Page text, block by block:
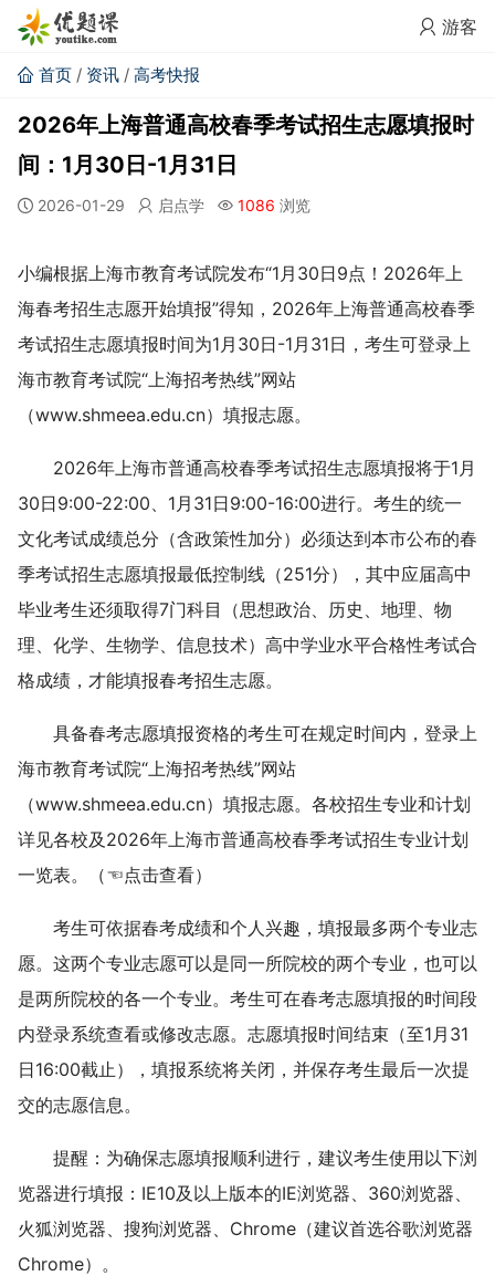
游客
首页 / 资讯 / 高考快报
2026年上海普通高校春季考试招生志愿填报时
间：1月30日-1月31日
2026-01-29 启点学 1086 浏览
小编根据上海市教育考试院发布“1月30日9点！2026年上
海春考招生志愿开始填报”得知，2026年上海普通高校春季
考试招生志愿填报时间为1月30日-1月31日，考生可登录上
海市教育考试院“上海招考热线”网站
（www.shmeea.edu.cn）填报志愿。
2026年上海市普通高校春季考试招生志愿填报将于1月
30日9:00-22:00、1月31日9:00-16:00进行。考生的统一
文化考试成绩总分（含政策性加分）必须达到本市公布的春
季考试招生志愿填报最低控制线（251分），其中应届高中
毕业考生还须取得7门科目（思想政治、历史、地理、物
理、化学、生物学、信息技术）高中学业水平合格性考试合
格成绩，才能填报春考招生志愿。
具备春考志愿填报资格的考生可在规定时间内，登录上
海市教育考试院“上海招考热线”网站
（www.shmeea.edu.cn）填报志愿。各校招生专业和计划
详见各校及2026年上海市普通高校春季考试招生专业计划
一览表。（☜点击查看）
考生可依据春考成绩和个人兴趣，填报最多两个专业志
愿。这两个专业志愿可以是同一所院校的两个专业，也可以
是两所院校的各一个专业。考生可在春考志愿填报的时间段
内登录系统查看或修改志愿。志愿填报时间结束（至1月31
日16:00截止），填报系统将关闭，并保存考生最后一次提
交的志愿信息。
提醒：为确保志愿填报顺利进行，建议考生使用以下浏
览器进行填报：IE10及以上版本的IE浏览器、360浏览器、
火狐浏览器、搜狗浏览器、Chrome（建议首选谷歌浏览器
Chrome）。